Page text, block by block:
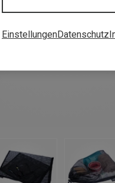
EinstellungenDatenschutz